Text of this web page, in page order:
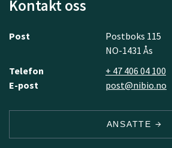
Kontakt oss
Post
Postboks 115
NO-1431 Ås
Telefon
+ 47 406 04 100
E-post
post@nibio.no
ANSATTE